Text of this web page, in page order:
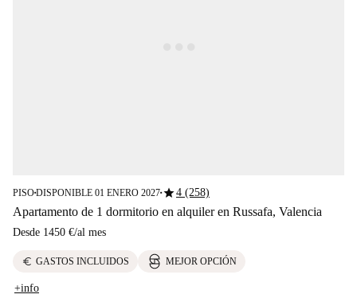
PISO■DISPONIBLE 01 ENERO 2027■star4 (258)
Apartamento de 1 dormitorio en alquiler en Russafa, Valencia
Desde 1450 €/al mes
euro GASTOS INCLUIDOS MEJOR OPCIÓN
+info